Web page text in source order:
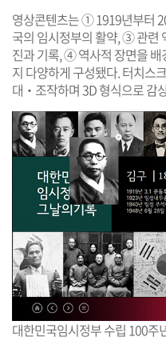
영상콘텐츠는 ① 1919년부터
국의 임시정부의 활약, ③ 관련
진과 기록, ④ 역사적 장면을 배
지 다양하게 구성됐다. 터치스
대‧조작하며 3D 형식으로 감
대한민국임시정부 수립 100주